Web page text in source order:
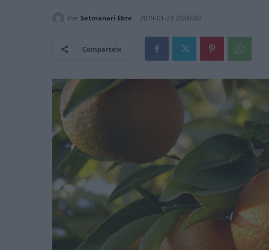
Per Setmanari Ebre 2019-01-23 20:00:00
Comparteix